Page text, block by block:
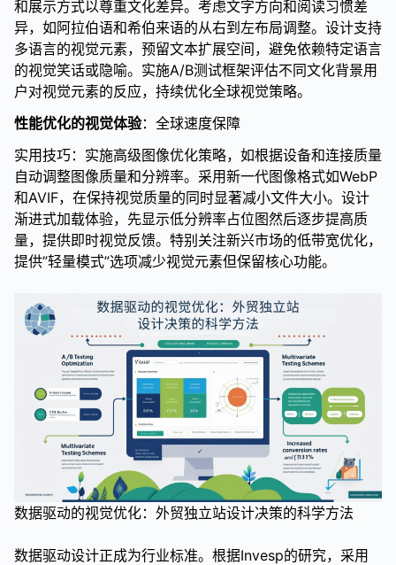
和展示方式以尊重文化差异。考虑文字方向和阅读习惯差
异，如阿拉伯语和希伯来语的从右到左布局调整。设计支持
多语言的视觉元素，预留文本扩展空间，避免依赖特定语言
的视觉笑话或隐喻。实施A/B测试框架评估不同文化背景用
户对视觉元素的反应，持续优化全球视觉策略。
性能优化的视觉体验：全球速度保障
实用技巧：实施高级图像优化策略，如根据设备和连接质量
自动调整图像质量和分辨率。采用新一代图像格式如WebP
和AVIF，在保持视觉质量的同时显著减小文件大小。设计
渐进式加载体验，先显示低分辨率占位图然后逐步提高质
量，提供即时视觉反馈。特别关注新兴市场的低带宽优化，
提供”轻量模式”选项减少视觉元素但保留核心功能。
数据驱动的视觉优化：外贸独立站设计决策的科学方法
数据驱动设计正成为行业标准。根据Invesp的研究，采用